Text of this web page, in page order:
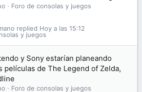
Foro de consolas y juegos
y juegos
Hoy a las 15:12
y Sony estarían planeando
películas de The Legend of Zelda,
Foro de consolas y juegos